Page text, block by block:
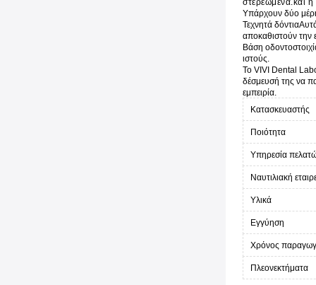
στερεωμένα.και
Υπάρχουν δύο
Τεχνητά δόντια
αποκαθιστούν την
Βάση
ιστούς.
Το VIVI Dental
δέσμευσή της να
εμπειρία.
Κατασκευαστής
Ποιότητα
Υπηρεσία
Ναυτιλιακή
Υλικά
Εγγύηση
Χρόνος
Πλεονεκτήματα